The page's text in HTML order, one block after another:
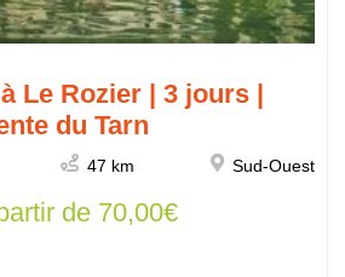
Le Rozier | 3 jours |
du Tarn
47 km Sud-Ouest
de 70,00€